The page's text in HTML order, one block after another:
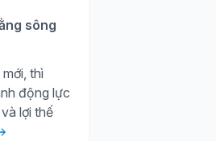
sông
thì
động lực
lợi thế